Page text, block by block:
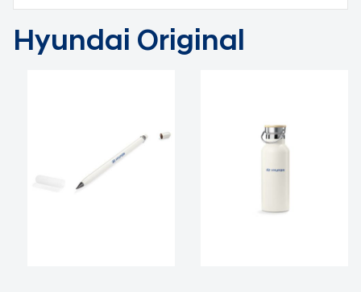
Hyundai Original